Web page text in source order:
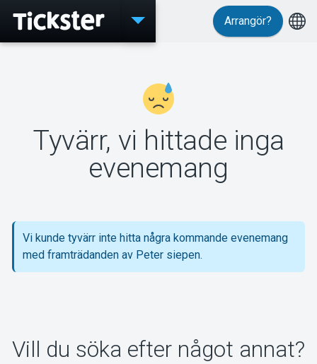
Evenemang
MyTickster
Support
Arrangör?
Tyvärr, vi hittade inga
evenemang
Vi kunde tyvärr inte hitta några kommande evenemang
med framträdanden av Peter siepen.
Vill du söka efter något annat?